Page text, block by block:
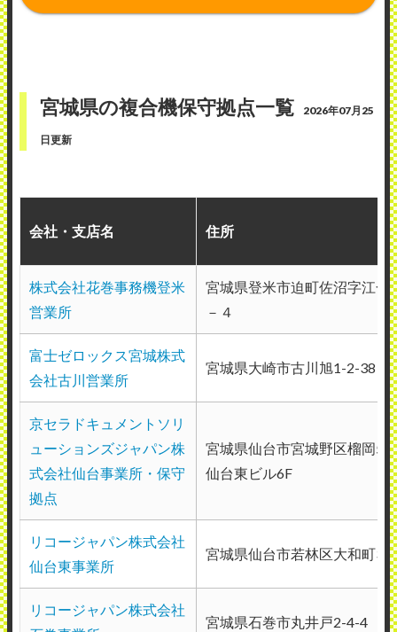
ていただくこともあります。 定期メンテナ
の消耗品が送付されてきます。
（業種：小売業）
リコージャパン株式会社仙台五橋事業所
（宮城支社）
使用メーカー：リコー
直接の連絡ではなく、担当部署経由だが割
と早めの対応をしてくれて助かっている。
仕方がない部分であるが、担当者によって
対応の善し悪しがある。 カウンター計測で
宮城県の複合機保守拠点一覧 2026年07月25
日更新
会社・支店名 住所
株式会社花巻事務機登米
営業所
宮城県登米市迫町佐沼字江合
－４
富士ゼロックス宮城株式
会社古川営業所
宮城県大崎市古川旭1-2-38
京セラドキュメントソリ
ューションズジャパン株
式会社仙台事業所・保守
拠点
宮城県仙台市宮城野区榴岡5-
仙台東ビル6F
リコージャパン株式会社
仙台東事業所
宮城県仙台市若林区大和町3-
リコージャパン株式会社
宮城県石巻市丸井戸2-4-4